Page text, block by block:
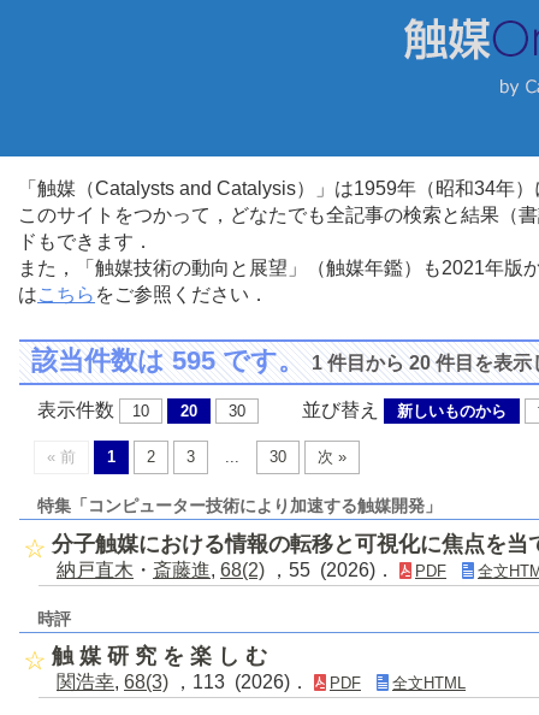
「触媒（Catalysts and Catalysis）」は1959年（昭和34年
このサイトをつかって，どなたでも全記事の検索と結果（
ドもできます．
また，「触媒技術の動向と展望」（触媒年鑑）も2021年
はこちら をご参照ください．
該当件数は 595 です。1 件目から 20 件目を表示
表示件数 10 20 30 並び替え 新しいものから
« 前 1 2 3 ... 30 次 »
特集「コンピューター技術により加速する触媒開発」
分子触媒における情報の転移と可視化に焦点を当
納戸直木 ・ 斎藤進, 68(2) ，55 (2026)． PDF 全文
時評
触 媒 研 究 を 楽 し む
関浩幸, 68(3) ，113 (2026)． PDF 全文HTML